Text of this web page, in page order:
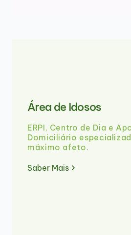
Área de Idosos
ERPI, Centro de Dia e
Domiciliário
máximo afeto.
Saber Mais